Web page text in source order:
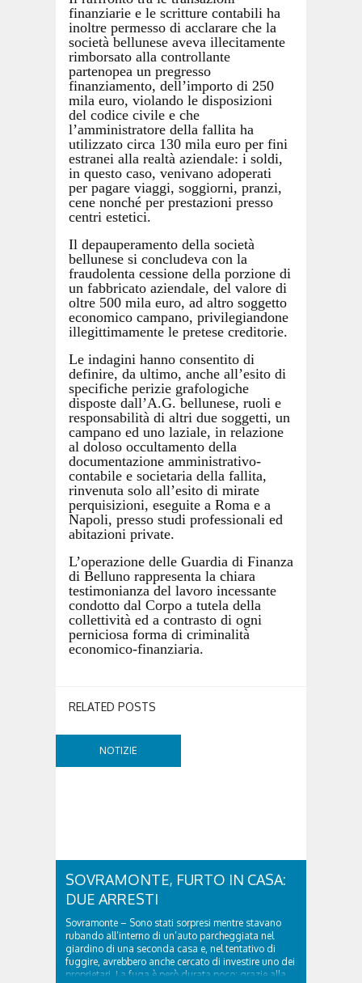
finanziarie e le scritture contabili ha
inoltre permesso di acclarare che la
società bellunese aveva illecitamente
rimborsato alla controllante
partenopea un pregresso
finanziamento, dell’importo di 250
mila euro, violando le disposizioni
del codice civile e che
l’amministratore della fallita ha
utilizzato circa 130 mila euro per fini
estranei alla realtà aziendale: i soldi,
in questo caso, venivano adoperati
per pagare viaggi, soggiorni, pranzi,
cene nonché per prestazioni presso
centri estetici.
Il depauperamento della società
bellunese si concludeva con la
fraudolenta cessione della porzione di
un fabbricato aziendale, del valore di
oltre 500 mila euro, ad altro soggetto
economico campano, privilegiandone
illegittimamente le pretese creditorie.
Le indagini hanno consentito di
definire, da ultimo, anche all’esito di
specifiche perizie grafologiche
disposte dall’A.G. bellunese, ruoli e
responsabilità di altri due soggetti, un
campano ed uno laziale, in relazione
al doloso occultamento della
documentazione amministrativo-
contabile e societaria della fallita,
rinvenuta solo all’esito di mirate
perquisizioni, eseguite a Roma e a
Napoli, presso studi professionali ed
abitazioni private.
L’operazione delle Guardia di Finanza
di Belluno rappresenta la chiara
testimonianza del lavoro incessante
condotto dal Corpo a tutela della
collettività ed a contrasto di ogni
perniciosa forma di criminalità
economico-finanziaria.
RELATED POSTS
NOTIZIE
SOVRAMONTE, FURTO IN CASA:
DUE ARRESTI
Sovramonte – Sono stati sorpresi mentre stavano
rubando all’interno di un’auto parcheggiata nel
giardino di una seconda casa e, nel tentativo di
fuggire, avrebbero anche cercato di investire uno dei
proprietari. La fuga è però durata poco: grazie alla